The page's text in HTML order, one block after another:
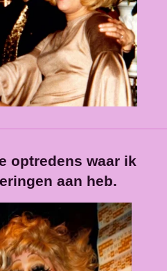
optredens waar ik
aan heb.